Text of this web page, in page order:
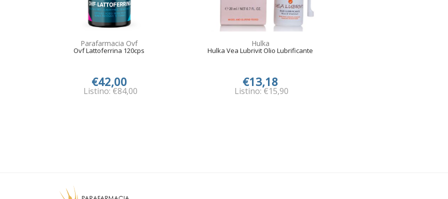
Parafarmacia Ovf
Ovf Lattoferrina 120cps
€42,00
Listino: €84,00
Hulka
Hulka Vea Lubrivit Olio Lubrificante
€13,18
Listino: €15,90